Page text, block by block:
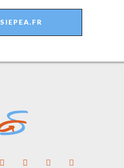
SIEPEA.FR